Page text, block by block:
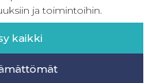
ja toimintoihin.
kaikki